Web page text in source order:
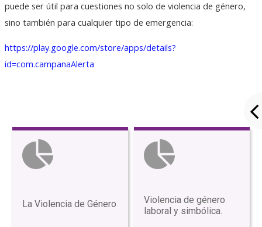
puede ser útil para cuestiones no solo de violencia de género,
sino también para cualquier tipo de emergencia:
https://play.google.com/store/apps/details?
id=com.campanaAlerta
La Violencia de Género
Violencia de género
laboral y simbólica.